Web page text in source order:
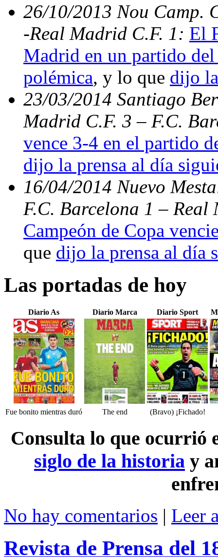
26/10/2013 Nou Camp.
-Real Madrid C.F. 1: El
Madrid en un partido
polémica, y lo que dijo
23/03/2014 Santiago
Madrid C.F. 3 – F.C.
vence 3-4 en el partido
dijo la prensa al día
16/04/2014 Nuevo
F.C. Barcelona 1 –
Campeón de Copa
que dijo la prensa al día
Las portadas de hoy
Diario As Diario Marca Diario Sport
Fue bonito mientras duró The end (Bravo) ¡Fichado!
Consulta lo que ocurrió
siglo de la historia y
No hay comentarios | Leer
Revista de Prensa del